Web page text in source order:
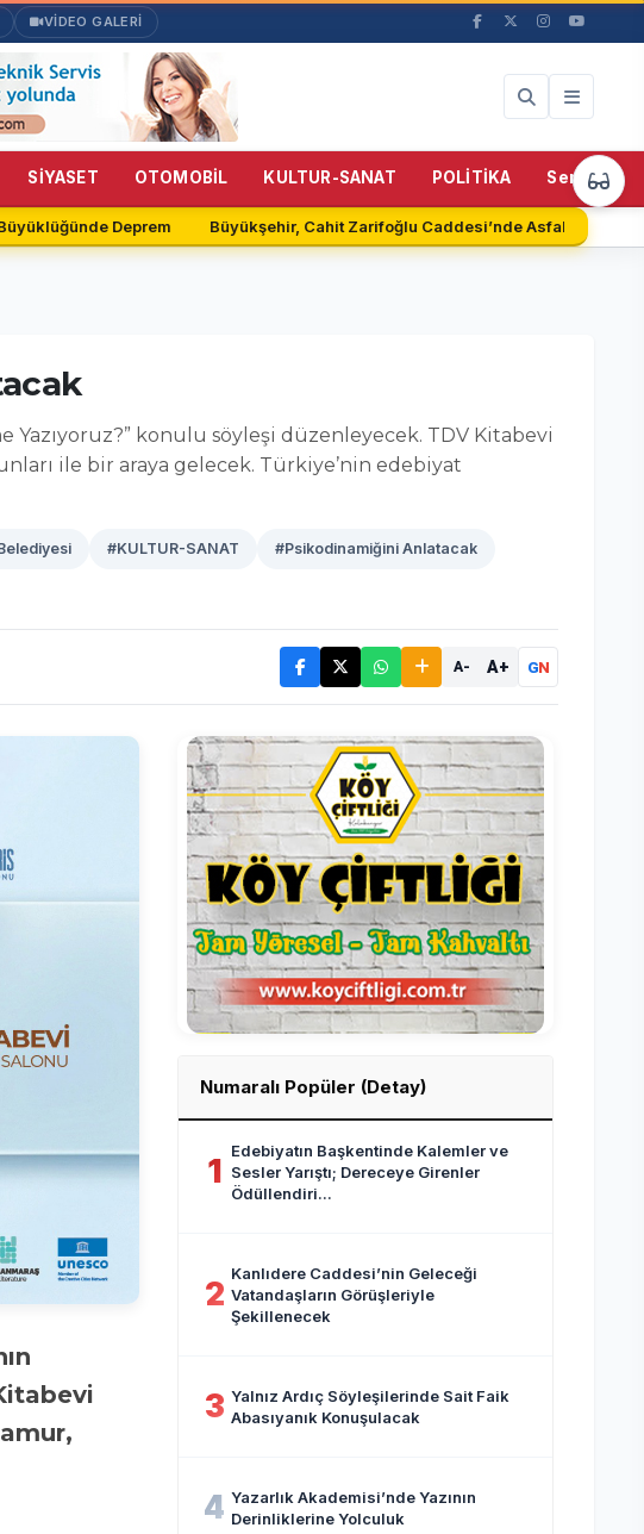
VİDEO GALERİ
SİYASET OTOMOBİL KULTUR-SANAT POLİTİKA Servisler
Deprem Büyükşehir, Cahit Zarifoğlu Caddesi’nde Asfalt Serimine
Yazıyoruz?” konulu söyleşi düzenleyecek. TDV Kitabevi
ile bir araya gelecek. Türkiye’nin edebiyat
#KULTUR-SANAT #Psikodinamiğini Anlatacak
A- A+ GN
Numaralı Popüler (Detay)
1
Edebiyatın Başkentinde Kalemler ve
Sesler Yarıştı; Dereceye Girenler
Ödüllendiri...
2
Kanlıdere Caddesi’nin Geleceği
Vatandaşların Görüşleriyle
Şekillenecek
3 Yalnız Ardıç Söyleşilerinde Sait Faik
Abasıyanık Konuşulacak
4 Yazarlık Akademisi’nde Yazının
Derinliklerine Yolculuk